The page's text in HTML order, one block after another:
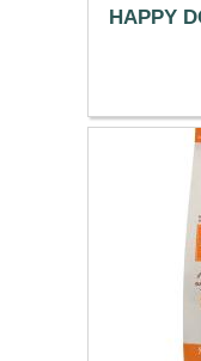
HAPPY